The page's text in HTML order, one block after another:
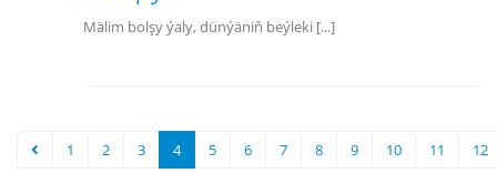
Mälim bolşy ýaly, dünýäniň beýleki [...]
1 2 3 4 5 6 7 8 9 10 11 12